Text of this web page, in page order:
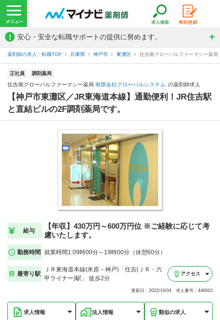
! 安心・安全な転職サポートの提供に努めます。
薬剤師の求人・転職TOP 兵庫県 神戸市 東灘区 住吉南グローバルファーマシー薬
正社員 調剤薬局
住吉南グローバルファーマシー薬局 有限会社グローバルシステム の薬剤師求人
【神戸市東灘区／JR東海道本線】通勤便利！JR住吉駅
と直結ビルの2F調剤薬局です。
給与
【年収】430万円～600万円位 ※ご経験に応じて考
慮いたします。
勤務時間 就業時間1:09時00分～19時00分（休憩60分）
最寄り駅
ＪＲ東海道本線(米原－神戸)「住吉(ＪＲ・六
甲ライナー)駅」 徒歩2分
アクセス
更新日：2022/10/04 求人番号：446910
求人情報 法人情報 類似の求人